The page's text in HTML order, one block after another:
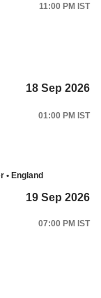
11:00 PM IST
18 Sep 2026
01:00 PM IST
• England
19 Sep 2026
07:00 PM IST